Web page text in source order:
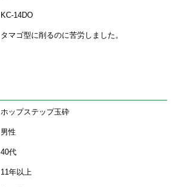
KC-14DO
タマゴ型に削るのに苦労しました。
ホップステップ玉砕
男性
40代
11年以上